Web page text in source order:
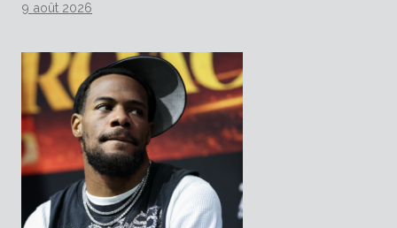
9 août 2026